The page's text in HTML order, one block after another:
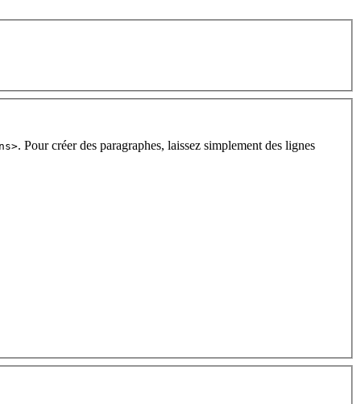
. Pour créer des paragraphes, laissez simplement des lignes